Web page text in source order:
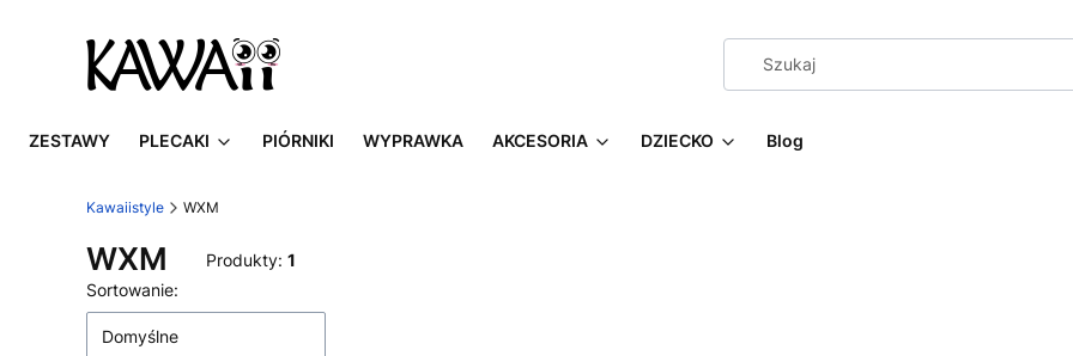
ZESTAWY PLECAKI PIÓRNIKI WYPRAWKA AKCESORIA DZIECKO Blog
Kawaiistyle WXM
WXM Produkty: 1
Lista produktów
Sortowanie:
Domyślne